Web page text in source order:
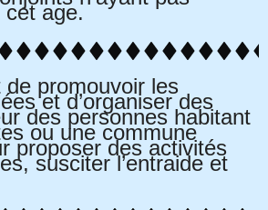
cet age.
promouvoir les
et d’organiser des
des personnes habitant
ou une commune
proposer des activités
susciter l’entraide et